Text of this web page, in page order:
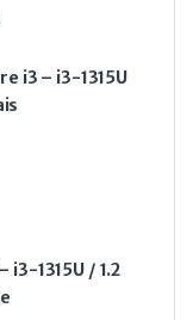
i3 – i3-1315U
1315U / 1.2